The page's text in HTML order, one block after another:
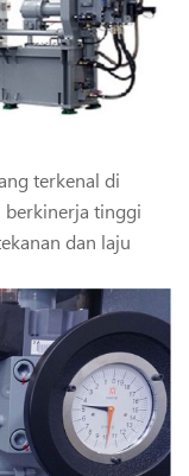
terkenal di
berkinerja tinggi
dan laju